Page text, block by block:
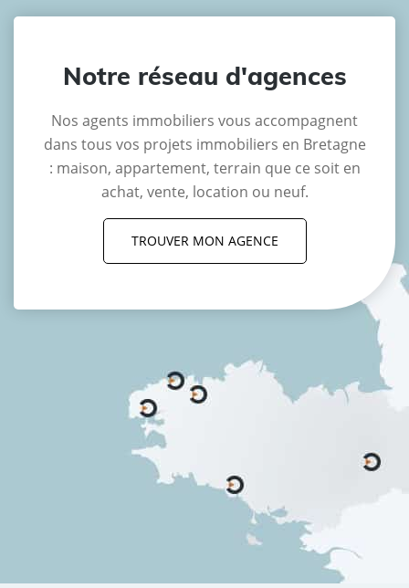
Notre réseau d'agences
Nos agents immobiliers vous accompagnent
dans tous vos projets immobiliers en Bretagne
: maison, appartement, terrain que ce soit en
achat, vente, location ou neuf.
TROUVER MON AGENCE